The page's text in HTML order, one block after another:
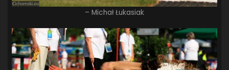
– Michał Łukasiak